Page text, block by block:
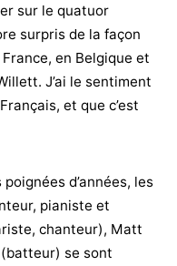
sur le quatuor
surpris de la façon
en Belgique et
J’ai le sentiment
et que c’est
d’années, les
pianiste et
chanteur), Matt
se sont